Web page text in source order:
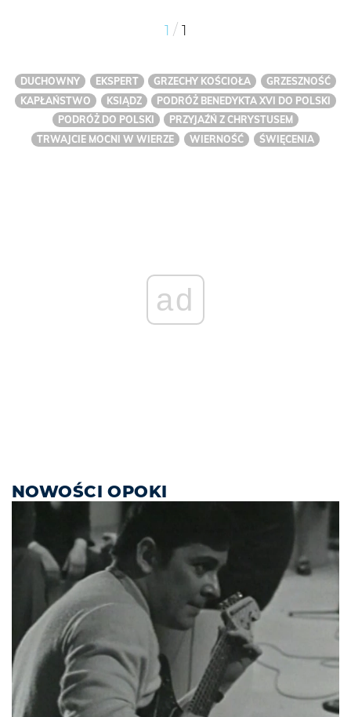
1 / 1
DUCHOWNY EKSPERT GRZECHY KOŚCIOŁA
GRZESZNOŚĆ
KAPŁAŃSTWO
KSIĄDZ
PODRÓŻ BENEDYKTA XVI DO POLSKI
PODRÓŻ DO POLSKI
PRZYJAŹŃ Z CHRYSTUSEM
TRWAJCIE MOCNI W WIERZE
WIERNOŚĆ ŚWIĘCENIA
ad
NOWOŚCI OPOKI